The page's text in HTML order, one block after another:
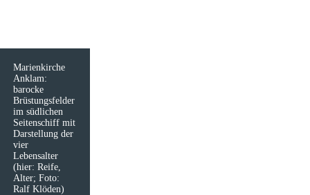
Marienkirche
Anklam:
barocke
Brüstungsfelder
im südlichen
Seitenschiff mit
Darstellung der
vier
Lebensalter
(hier: Reife,
Alter; Foto:
Ralf Klöden)